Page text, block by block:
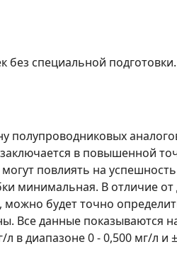
специальной
в повышенной
повлиять на
минимальная. В отличие от
будет точно
Все данные показываются
в диапазоне 0 - 0,500 мг/л и